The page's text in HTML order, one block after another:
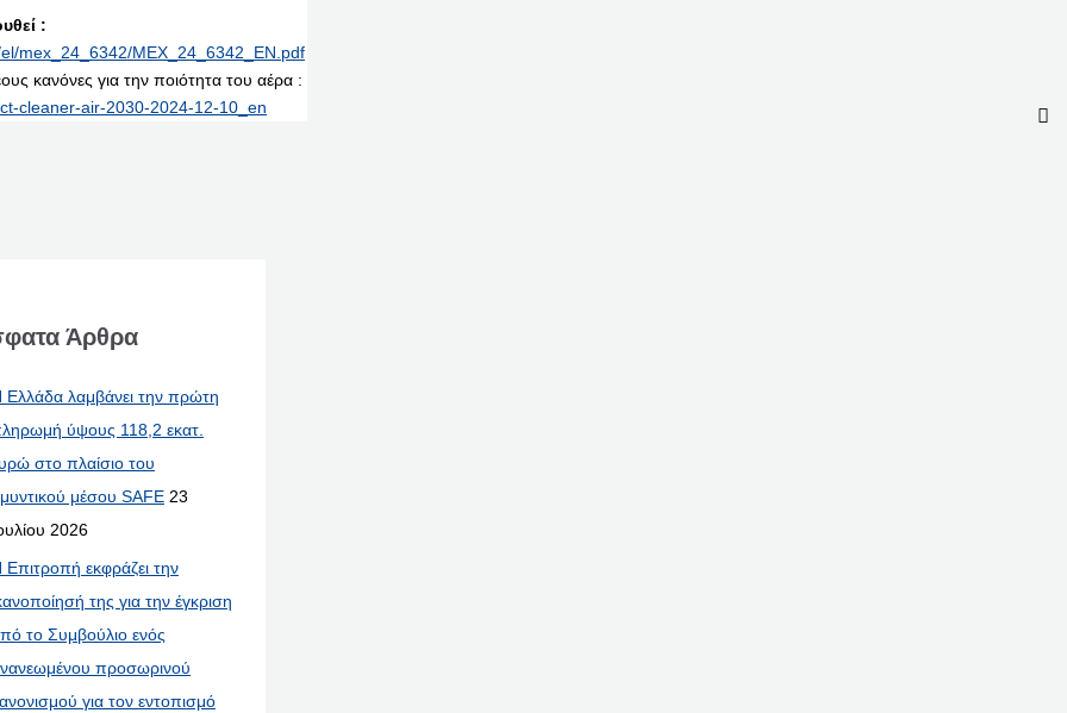
:
mex_24_6342/MEX_24_6342_EN.pdf
κανόνες για την ποιότητα του αέρα :
cleaner-air-2030-2024-12-10_en
Άρθρα
Ελλάδα λαμβάνει την πρώτη
ύψους 118,2 εκατ.
στο πλαίσιο του
μέσου SAFE 23
2026
Επιτροπή εκφράζει την
της για την έγκριση
το Συμβούλιο ενός
προσωρινού
για τον εντοπισμό